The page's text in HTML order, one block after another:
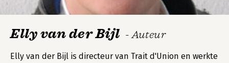
Elly van der Bijl - Auteur
Elly van der Bijl is directeur van Trait d'Union en werkte